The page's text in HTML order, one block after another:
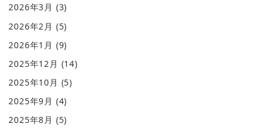
2026年3月 (3)
2026年2月 (5)
2026年1月 (9)
2025年12月 (14)
2025年10月 (5)
2025年9月 (4)
2025年8月 (5)